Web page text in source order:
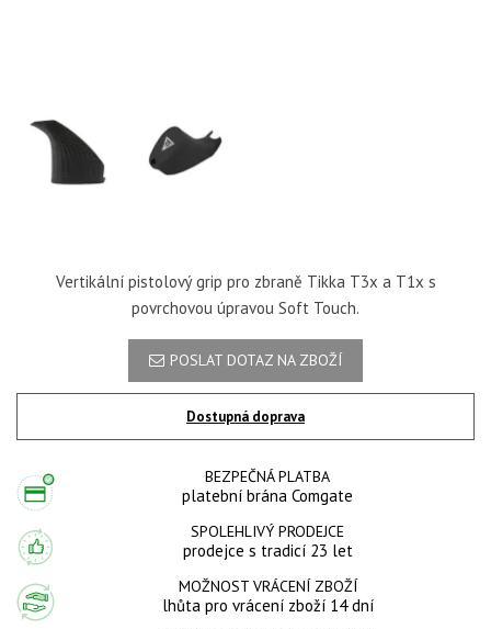
Vertikální pistolový grip pro zbraně Tikka T3x a T1x s
povrchovou úpravou Soft Touch.
POSLAT DOTAZ NA ZBOŽÍ
Dostupná doprava
BEZPEČNÁ PLATBA
platební brána Comgate
SPOLEHLIVÝ PRODEJCE
prodejce s tradicí 23 let
MOŽNOST VRÁCENÍ ZBOŽÍ
lhůta pro vrácení zboží 14 dní